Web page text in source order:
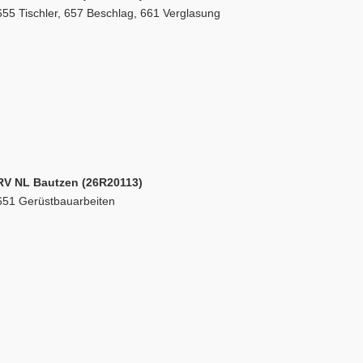
Tischler, 657 Beschlag, 661 Verglasung
NL Bautzen (26R20113)
Gerüstbauarbeiten